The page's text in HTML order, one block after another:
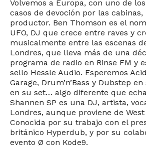
Volvemos a Europa, con uno de
casos de devoción por las
productor. Ben Thomson es el
UFO, DJ que crece entre raves y
musicalmente entre las escenas
Londres, que lleva más de una
programa de radio en Rinse FM y
sello Hessle Audio. Esperemos
Garage, Drum’n’Bass y Dubstep
en su set… algo diferente que
Shannen SP es una DJ, artista,
Londres, aunque proviene de West
Conocida por su trabajo con el
británico Hyperdub, y por su
evento Ø con Kode9.